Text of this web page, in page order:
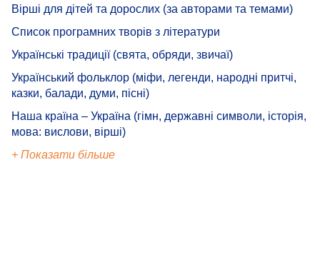
Вірші для дітей та дорослих (за авторами та темами)
Список програмних творів з літератури
Українські традиції (свята, обряди, звичаї)
Український фольклор (міфи, легенди, народні притчі,
казки, балади, думи, пісні)
Наша країна – Україна (гімн, державні символи, історія,
мова: вислови, вірші)
+ Показати більше